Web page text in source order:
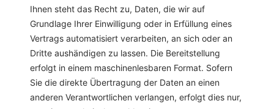
Ihnen steht das Recht zu, Daten, die wir auf
Grundlage Ihrer Einwilligung oder in Erfüllung eines
Vertrags automatisiert verarbeiten, an sich oder an
Dritte aushändigen zu lassen. Die Bereitstellung
erfolgt in einem maschinenlesbaren Format. Sofern
Sie die direkte Übertragung der Daten an einen
anderen Verantwortlichen verlangen, erfolgt dies nur,